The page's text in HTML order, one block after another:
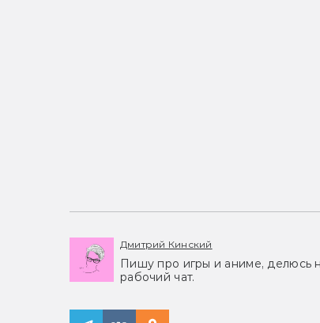
Дмитрий Кинский
Пишу про игры и аниме, делюсь
рабочий чат.